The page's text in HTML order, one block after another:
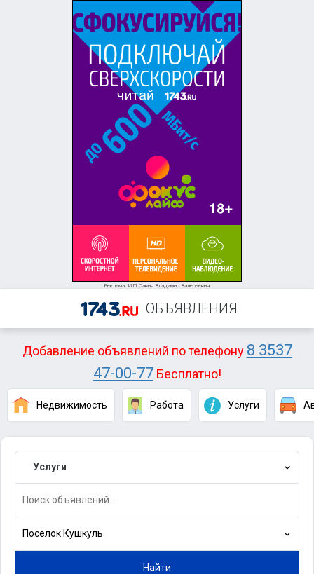
Реклама. ИП Савин Владимир Валерьевич
ОБЪЯВЛЕНИЯ
Добавление объявлений по телефону 8 3537
47-00-77Бесплатно!
Недвижимость Работа Услуги
Услуги
Поселок Кушкуль
Найти